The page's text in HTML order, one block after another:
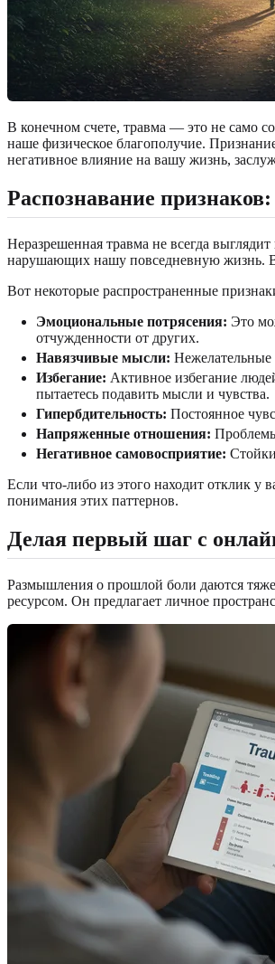
В конечном счете, травма — это не само
наше физическое благополучие.
негативное влияние на вашу жизнь,
Распознавание
Неразрешенная травма не всегда
нарушающих нашу повседневную жизнь.
Вот некоторые распространенные
Эмоциональные потрясения: Это
отчужденности от других.
Навязчивые мысли:
Избегание: Активное избегание
пытаетесь подавить мысли и чувства.
Гипербдительность: Постоянное
Напряженные отношения:
Негативное самовосприятие:
Если что-либо из этого находит отклик у
понимания этих паттернов.
Делая первый шаг с
Размышления о прошлой боли даются
ресурсом. Он предлагает личное